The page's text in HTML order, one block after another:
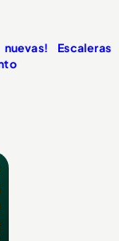
Escaleras